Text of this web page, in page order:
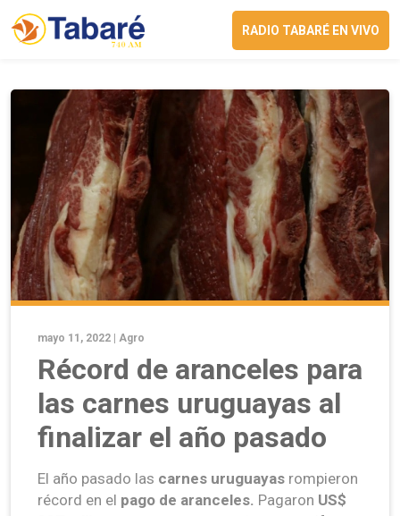
RADIO TABARÉ EN VIVO
mayo 11, 2022 | Agro
Récord de aranceles para
las carnes uruguayas al
finalizar el año pasado
El año pasado las carnes uruguayas rompieron
récord en el pago de aranceles. Pagaron US$